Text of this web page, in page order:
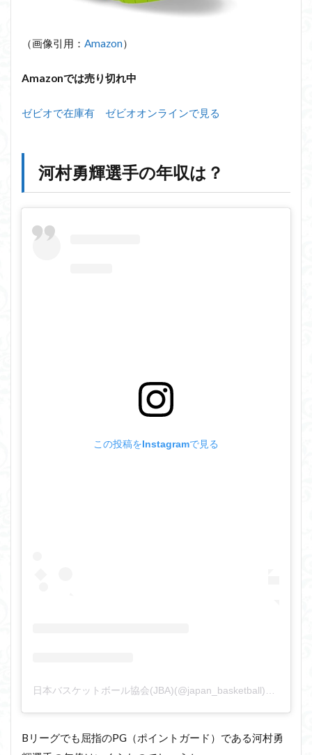
（画像引用： Amazon）
Amazonでは売り切れ中
ゼビオで在庫有 ゼビオオンラインで見る
河村勇輝選手の年収は？
この投稿をInstagramで見る
Bリーグでも屈指のPG（ポイントガード）である河村勇